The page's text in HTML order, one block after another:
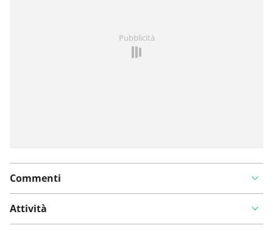
Pubblicità
Commenti
Attività